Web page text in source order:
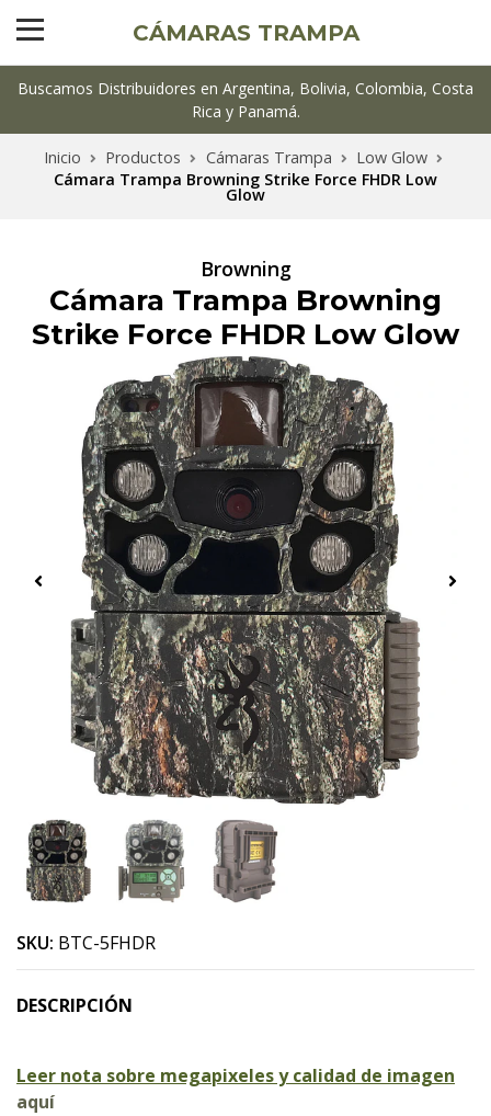
CÁMARAS TRAMPA
Buscamos Distribuidores en Argentina, Bolivia, Colombia, Costa
Rica y Panamá.
Inicio Productos Cámaras Trampa
Low Glow
Cámara Trampa Browning Strike Force FHDR Low
Glow
Browning
Cámara Trampa Browning
Strike Force FHDR Low Glow
SKU: BTC-5FHDR
DESCRIPCIÓN
Leer nota sobre megapixeles y calidad de imagen
aquí